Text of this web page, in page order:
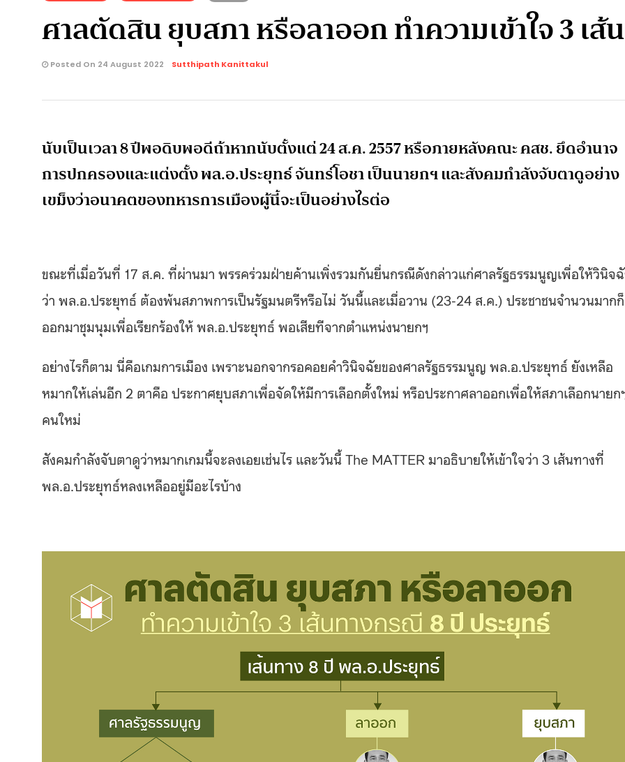
ศาลตัดสิน ยุบสภา หรือลาออก ทำความเข้าใจ 3 เส้
Posted On 24 August 2022 Sutthipath Kanittakul
นับเป็นเวลา 8 ปีพอดิบพอดีถ้าหากนับตั้งแต่24 ส.ค. 2557 หรือภายหลังคณะ คสช. ยึดอำนาจ
การปกครองและแต่งตั้ง พล.อ.ประยุทธ์ จันทร์โอชา เป็นนายกฯ และสังคมกำลังจับตาดูอย่าง
เขม็งว่าอนาคตของทหารการเมืองผู้นี้จะเป็นอย่างไรต่อ
ขณะที่เมื่อวันที่ 17 ส.ค. ที่ผ่านมา พรรคร่วมฝ่ายค้านเพิ่งรวมกันยื่นกรณีดังกล่าวแก่ศาลรัฐธรรมนูญเพื่อให้วินิจ
ว่า พล.อ.ประยุทธ์ ต้องพ้นสภาพการเป็นรัฐมนตรีหรือไม่ วันนี้และเมื่อวาน (23-24 ส.ค.) ประชาชนจำนวนมากก็
ออกมาชุมนุมเพื่อเรียกร้องให้ พล.อ.ประยุทธ์ พอเสียทีจากตำแหน่งนายกฯ​
อย่างไรก็ตาม นี่คือเกมการเมือง เพราะนอกจากรอคอยคำวินิจฉัยของศาลรัฐธรรมนูญ พล.อ.ประยุทธ์ ยังเหลือ
หมากให้เล่นอีก 2 ตาคือ ประกาศยุบสภาเพื่อจัดให้มีการเลือกตั้งใหม่ หรือประกาศลาออกเพื่อให้สภาเลือกนายก
คนใหม่
สังคมกำลังจับตาดูว่าหมากเกมนี้จะลงเอยเช่นไร และวันนี้ The MATTER มาอธิบายให้เข้าใจว่า 3 เส้นทางที่
พล.อ.ประยุทธ์หลงเหลืออยู่มีอะไรบ้าง